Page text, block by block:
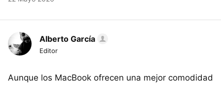
Alberto García
Editor
Aunque los MacBook ofrecen una mejor comodidad